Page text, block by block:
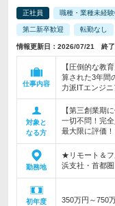
正社員 職種・業種未経
第二新卒歓迎 転勤なし
情報更新日：2026/07/21 終
仕事内容
【圧倒的な教
算された3年間
力派ITエンジニ
対象と
なる方
【第三創業期
一切不問！完
最大限に評価！
勤務地
★リモート＆
浜支社・首都
初年度
350万円～750